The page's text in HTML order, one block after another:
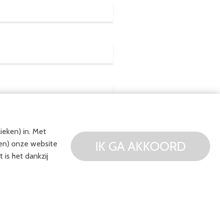
in. Met
onze website
is het dankzij
IK GA AKKOORD